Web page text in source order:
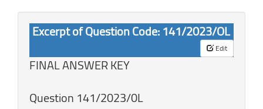
Excerpt of Question Code: 141/2023/OL
Edit
FINAL ANSWER KEY
Question 141/2023/0L